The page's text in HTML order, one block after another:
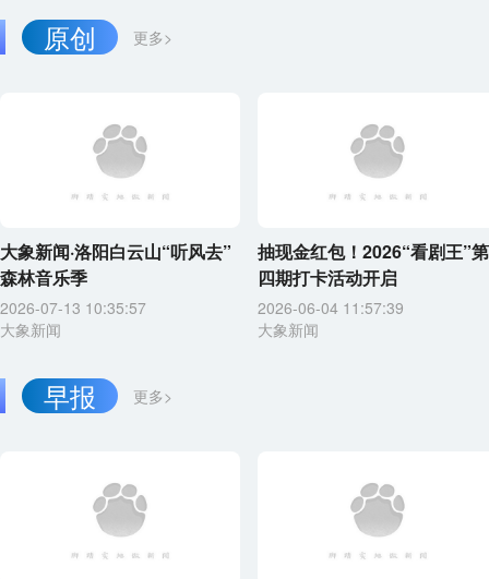
更多>
原创
大象新闻·洛阳白云山“听风去”
森林音乐季
2026-07-13 10:35:57
大象新闻
抽现金红包！2026“看剧王”第
四期打卡活动开启
2026-06-04 11:57:39
大象新闻
更多>
早报